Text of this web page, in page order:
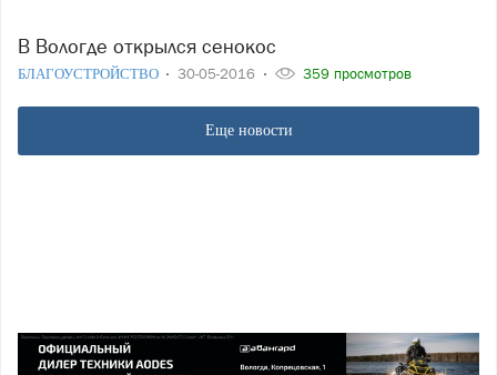
В Вологде открылся сенокос
БЛАГОУСТРОЙСТВО 30-05-2016 359 просмотров
Еще новости